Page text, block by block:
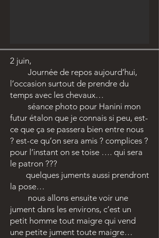
2 juin,
Journée de repos aujourd’hui,
l’occasion surtout de prendre du
temps avec les chevaux…
séance photo pour Hanini mon
futur étalon que je connais si peu, est-
ce que ça se passera bien entre nous
? est-ce qu’on sera amis ? complices ?
pour l’instant on se toise …. qui sera
le patron ???
quelques juments aussi prendront
la pose…
nous allons ensuite voir une
jument dans les environs, c’est un
petit homme tout maigre qui vend
une petite jument toute maigre…